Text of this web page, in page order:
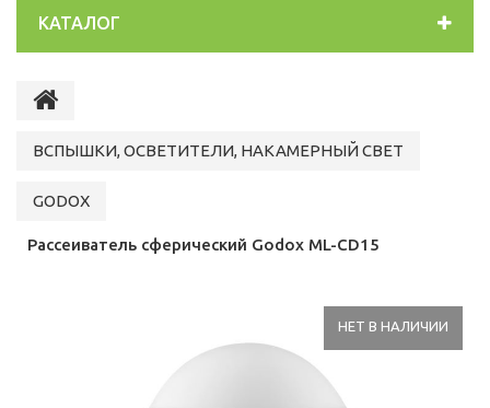
КАТАЛОГ
ВСПЫШКИ, ОСВЕТИТЕЛИ, НАКАМЕРНЫЙ СВЕТ
GODOX
Рассеиватель сферический Godox ML-CD15
НЕТ В НАЛИЧИИ